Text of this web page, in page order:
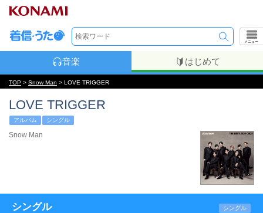
メニュー
音楽 はじめて
TOP > Snow Man > LOVE TRIGGER
LOVE TRIGGER
アルバム シングル
Snow Man
シングル シングル